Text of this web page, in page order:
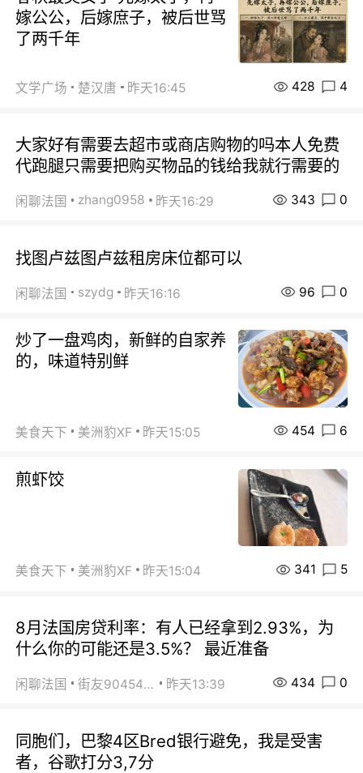
嫁公公，后嫁庶子，被后世骂
了两千年
文学广场 楚汉唐 昨天16:45 428 4
大家好有需要去超市或商店购物的吗本人免费
代跑腿只需要把购买物品的钱给我就行需要的
闲聊法国 zhang0958 昨天16:29 343 0
找图卢兹图卢兹租房床位都可以
闲聊法国 szydg 昨天16:16 96 0
炒了一盘鸡肉，新鲜的自家养
的，味道特别鲜
美食天下 美洲豹XF 昨天15:05 454 6
煎虾饺
美食天下 美洲豹XF 昨天15:04 341 5
8月法国房贷利率：有人已经拿到2.93%，为
什么你的可能还是3.5%？ 最近准备
闲聊法国 街友90454511 昨天13:39 434 0
同胞们，巴黎4区Bred银行避免，我是受害
者，谷歌打分3,7分